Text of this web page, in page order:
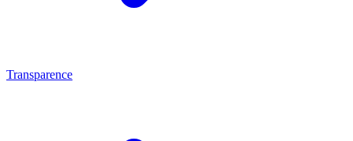
Transparence